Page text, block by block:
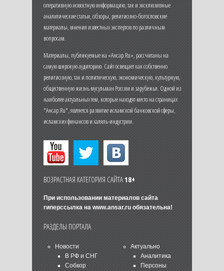
оперативную новостную информацию, так и эксклюзивные
аналитические статьи, обзоры, религиозно-богословские
материалы, мнения известных экспертов по различным
вопросам.
Материалы, публикуемые на «Ансар.Ru», рассчитаны на
самую широкую аудиторию. Сайт освещает как собственно
религиозную, так и политическую, экономическую, культурную,
общественную жизнь мусульман России и зарубежья. Одной из
наиболее актуальных тем, которые находят место на страницах
"Ансар.Ru", является развитие исламской банковской сферы,
исламских финансов и халяль-индустрии.
ВОЗРАСТНАЯ КАТЕГОРИЯ САЙТА18+
При использовании материалов сайта
гиперссылка на www.ansar.ruобязательна!
РАЗДЕЛЫ ПОРТАЛА
Новости
В РФ и СНГ
Собкор
Актуально
Аналитика
Персоны